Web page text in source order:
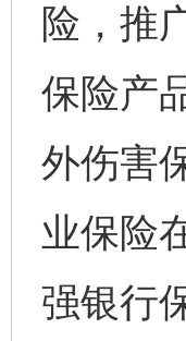
险，推
保险产
外伤害
业保险
强银行